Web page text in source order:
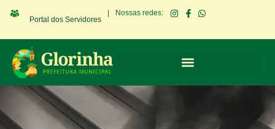
Portal dos Servidores
Nossas redes: